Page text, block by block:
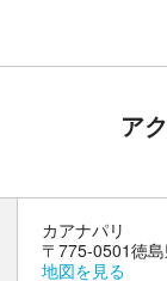
ア
カアナパリ
〒775-0501徳
地図を見る